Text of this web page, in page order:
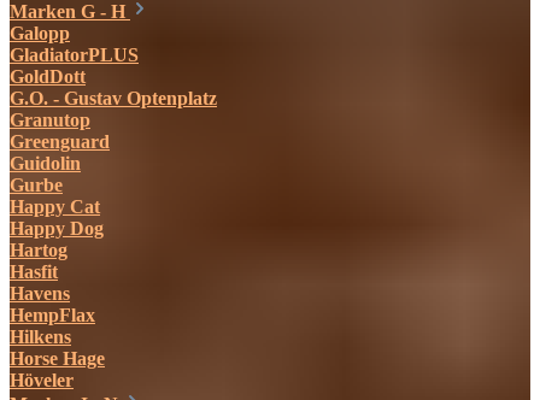
Marken G - H
Galopp
GladiatorPLUS
GoldDott
G.O. - Gustav Optenplatz
Granutop
Greenguard
Guidolin
Gurbe
Happy Cat
Happy Dog
Hartog
Hasfit
Havens
HempFlax
Hilkens
Horse Hage
Höveler